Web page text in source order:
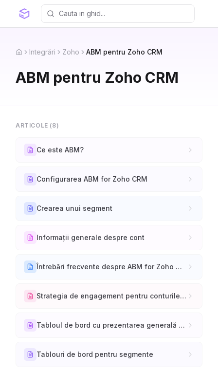
HomeIntegrări Zoho ABM pentru Zoho CRM
ABM pentru Zoho CRM
ARTICOLE (8)
Ce este ABM?
Configurarea ABM for Zoho CRM
Crearea unui segment
Informații generale despre cont
Întrebări frecvente despre ABM for Zoho CRM
Strategia de engagement pentru conturile țintă
Tabloul de bord cu prezentarea generală a conturilor
Tablouri de bord pentru segmente